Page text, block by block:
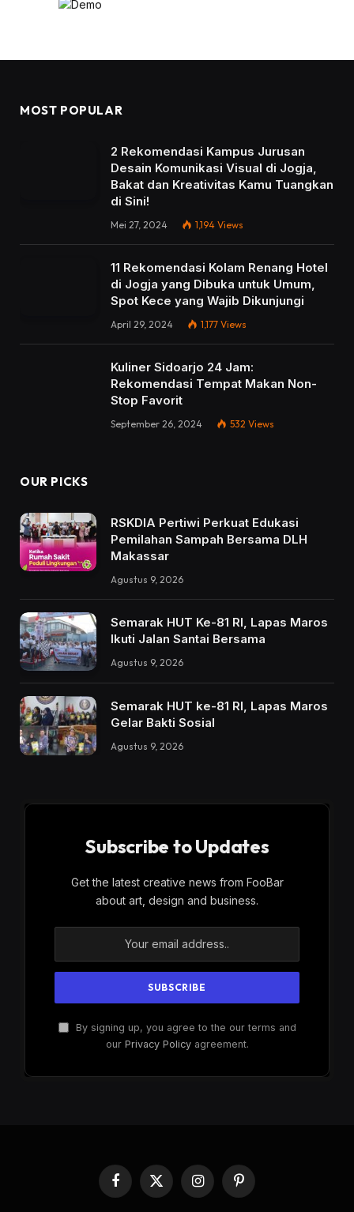
MOST POPULAR
2 Rekomendasi Kampus Jurusan
Desain Komunikasi Visual di Jogja,
Bakat dan Kreativitas Kamu Tuangkan
di Sini!
Mei 27, 2024 1,194 Views
11 Rekomendasi Kolam Renang Hotel
di Jogja yang Dibuka untuk Umum,
Spot Kece yang Wajib Dikunjungi
April 29, 2024 1,177 Views
Kuliner Sidoarjo 24 Jam:
Rekomendasi Tempat Makan Non-
Stop Favorit
September 26, 2024 532 Views
OUR PICKS
RSKDIA Pertiwi Perkuat Edukasi
Pemilahan Sampah Bersama DLH
Makassar
Agustus 9, 2026
Semarak HUT Ke-81 RI, Lapas Maros
Ikuti Jalan Santai Bersama
Agustus 9, 2026
Semarak HUT ke-81 RI, Lapas Maros
Gelar Bakti Sosial
Agustus 9, 2026
Subscribe to Updates
Get the latest creative news from FooBar
about art, design and business.
By signing up, you agree to the our terms and
our Privacy Policyagreement.
Facebook
X
(Twitter)
InstagramPinterest